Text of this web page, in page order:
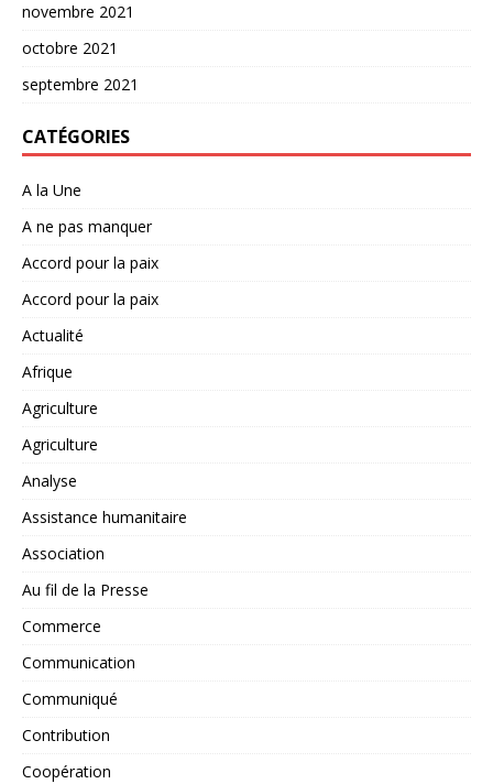
novembre 2021
octobre 2021
septembre 2021
CATÉGORIES
A la Une
A ne pas manquer
Accord pour la paix
Accord pour la paix
Actualité
Afrique
Agriculture
Agriculture
Analyse
Assistance humanitaire
Association
Au fil de la Presse
Commerce
Communication
Communiqué
Contribution
Coopération